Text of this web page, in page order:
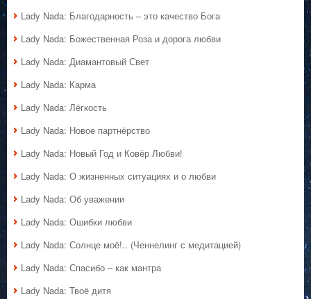
Lady Nada: Благодарность – это качество Бога
Lady Nada: Божественная Роза и дорога любви
Lady Nada: Диамантовый Свет
Lady Nada: Карма
Lady Nada: Лёгкость
Lady Nada: Новое партнёрство
Lady Nada: Новый Год и Ковёр Любви!
Lady Nada: О жизненных ситуациях и о любви
Lady Nada: Об уважении
Lady Nada: Ошибки любви
Lady Nada: Солнце моё!.. (Ченнелинг с медитацией)
Lady Nada: Спасибо – как мантра
Lady Nada: Твоё дитя